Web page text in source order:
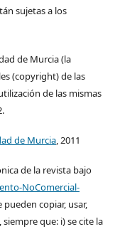
sujetas a los
de Murcia (la
(copyright) de las
de las mismas
de Murcia, 2011
de la revista bajo
NoComercial-
pueden copiar, usar,
que: i) se cite la